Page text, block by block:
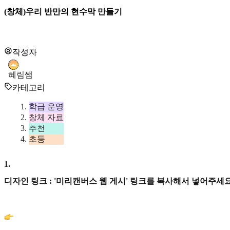
(창체)우리 반만의 현수막 만들기
작성자
혜림쌤
카테고리
학급 운영
창체 자료
추천
초등
1.
디자인 링크 : '미리캔버스 웹 게시' 링크를 복사해서 넣어주세